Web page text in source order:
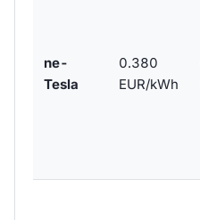
ne-
Tesla
0.380
EUR/kWh